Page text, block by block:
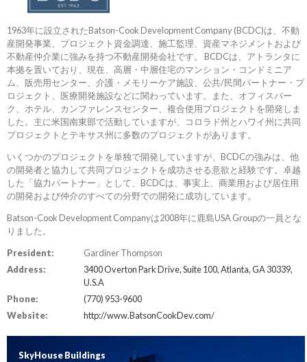
1963年に設立されたBatson-Cook Development Company (BCDC)は、不動
産開発事業、プロジェクト資金調達、施工監理、資産マネジメントおよび
不動産仲介業に強みを持つ不動産開発会社です。 BCDCは、アトランタに
本拠を置いており、現在、高層・中層住宅のマンション・コンドミニア
ム、販売用センター、介護・メモリーケア施設、公共/民間パートナー・プ
ロジェクト、医療開発施設などに関わっています。また、オフィスパー
ク、ホテル、カンファレンスセンター、複合使用プロジェクトを開発しま
した。主に米国南東部で活動していますが、コロラド州とハワイ州に共同
プロジェクトとテキサス州に多数のプロジェクトがあります。
いくつかのプロジェクトを単独で開発していますが、BCDCの強みは、他
の開発者と協力して共同プロジェクトを成功させる意欲と経験です。卓越
した「協力パートナー」として、BCDCは、事実上、商業用および居住用
の開発および仲介のすべての分野での開発に成功しています。
Batson-Cook Development Companyは2008年に鹿島USA Groupの一員とな
りました。
President:
Gardiner Thompson
Address:
3400 Overton Park Drive, Suite 100, Atlanta, GA 30339,
U.S.A
Phone:
(770) 953-9600
Website:
http://www.BatsonCookDev.com/
SkyHouse Buildings